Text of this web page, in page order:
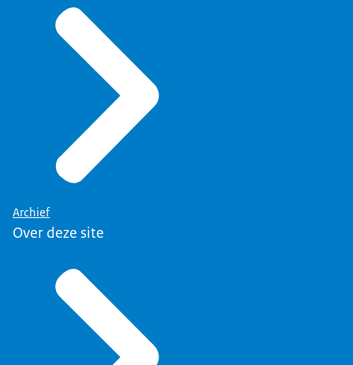
Archief
Over deze site